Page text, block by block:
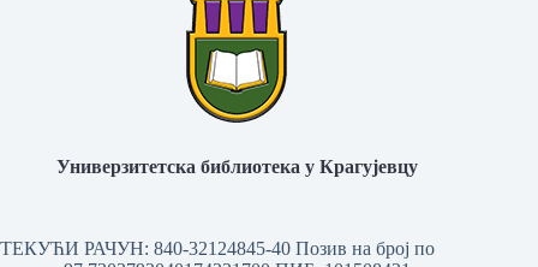
Универзитетска библиотека у Крагујевцу
ТЕКУЋИ РАЧУН: 840-32124845-40 Позив на број по